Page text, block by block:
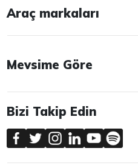
Araç markaları
Mevsime Göre
Bizi Takip Edin